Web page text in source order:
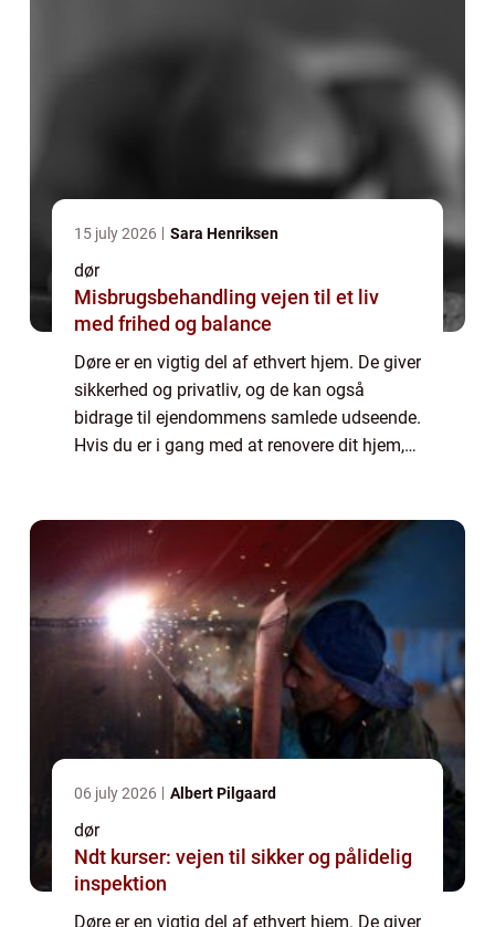
15 july 2026 Sara Henriksen
dør
Misbrugsbehandling vejen til et liv
med frihed og balance
Døre er en vigtig del af ethvert hjem. De giver
sikkerhed og privatliv, og de kan også
bidrage til ejendommens samlede udseende.
Hvis du er i gang med at renovere dit hjem,
06 july 2026 Albert Pilgaard
dør
Ndt kurser: vejen til sikker og pålidelig
inspektion
Døre er en vigtig del af ethvert hjem. De giver